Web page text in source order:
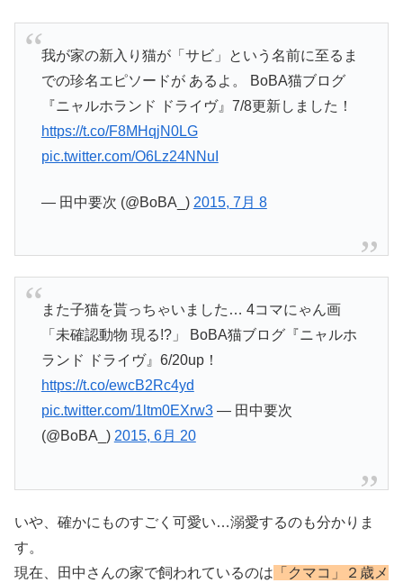
我が家の新入り猫が「サビ」という名前に至るま
での珍名エピソードが あるよ。 BoBA猫ブログ
『ニャルホランド ドライヴ』7/8更新しました！
https://t.co/F8MHqjN0LG
pic.twitter.com/O6Lz24NNuI
— 田中要次 (@BoBA_) 2015, 7月 8
また子猫を貰っちゃいました… 4コマにゃん画
「未確認動物 現る!?」 BoBA猫ブログ『ニャルホ
ランド ドライヴ』6/20up！
https://t.co/ewcB2Rc4yd
pic.twitter.com/1ltm0EXrw3— 田中要次
(@BoBA_) 2015, 6月 20
いや、確かにものすごく可愛い…溺愛するのも分かりま
す。
現在、田中さんの家で飼われているのは 「クマコ」２歳メ